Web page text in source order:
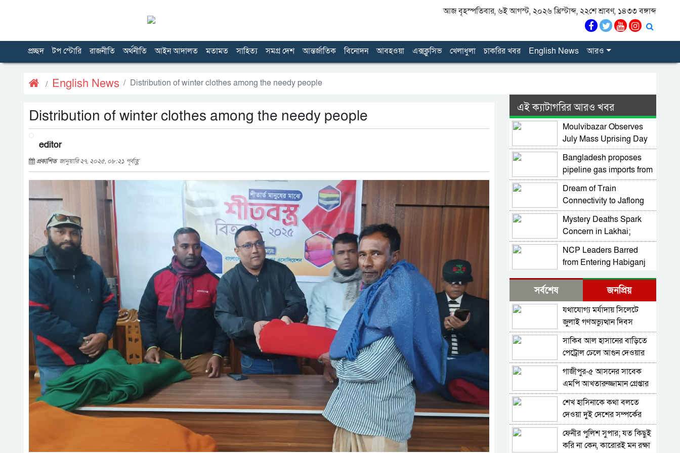
আজ বৃহস্পতিবার, ৬ই আগস্ট, ২০২৬ খ্রিস্টাব্দ, ২২শে শ্রাবণ, ১৪৩৩ বঙ্গাব্দ
প্রচ্ছদ টপ স্টোরি রাজনীতি অর্থনীতি আইন আদালত মতামত সাহিত্য সমগ্র দেশ আন্তর্জাতিক বিনোদন আবহওয়া এক্সক্লুসিভ খেলাধুলা চাকরির খবর English News আরও
English News Distribution of winter clothes among the needy people
Distribution of winter clothes among the needy people
editor
প্রকাশিত জানুয়ারি ২৭, ২০২৫, ০৮:২১ পূর্বাহ্ণ
এই ক্যাটাগরির আরও খবর
Moulvibazar Observes
July Mass Uprising Day
2026 with Due Respect
Bangladesh proposes
pipeline gas imports from
Myanmar
Dream of Train
Connectivity to Jaflong
Moves Forward as
Minister Pushes Rail
Development in Sylhet
Mystery Deaths Spark
Concern in Lakhai;
Alcohol-Based Liquid
Consumption Alleged
NCP Leaders Barred
from Entering Habiganj
Restrictions, Complaint
Filed at Kamai Chhara
Police Outpost
NCP Alleges Attack on
Motorcade in Habiganj;
Sarjis, Nasir Among 15
Injured Amid Political
Tensions
Prof Mojammel Haque
Takes Charge as VC of
Habiganj Agricultural
University
Ad-din Hospital regains
licence after newborn
deaths, faces strict
conditions
Hobiganj Concludes
Nine-Day Jagannath
Rath Yatra Festival with
Ulto Rath Procession
All Food Businesses to
Require Mandatory
Registration as Food
Safety Authority Tightens
PM Directs Drive to Bring
Healthcare to People’s
সর্বশেষ জনপ্রিয়
যথাযোগ্য মর্যাদায় সিলেটে
জুলাই গণঅভ্যুত্থান দিবস
পালিত
সাকিব আল হাসানের বাড়িতে
পেট্রোল ঢেলে আগুন দেওয়ার
চেষ্টা, ভাঙচুর
গাজীপুর-৫ আসনের সাবেক
এমপি আখতারুজ্জামান গ্রেপ্তার
শেখ হাসিনাকে কথা বলতে
দেওয়া দুই দেশের সম্পর্কের
জন্য ক্ষতিকর: পররাষ্ট্র মন্ত্রণালয়
ফেনীর পুলিশ সুপার; যত কিছুই
করি না কেন, কারোরই মন রক্ষা